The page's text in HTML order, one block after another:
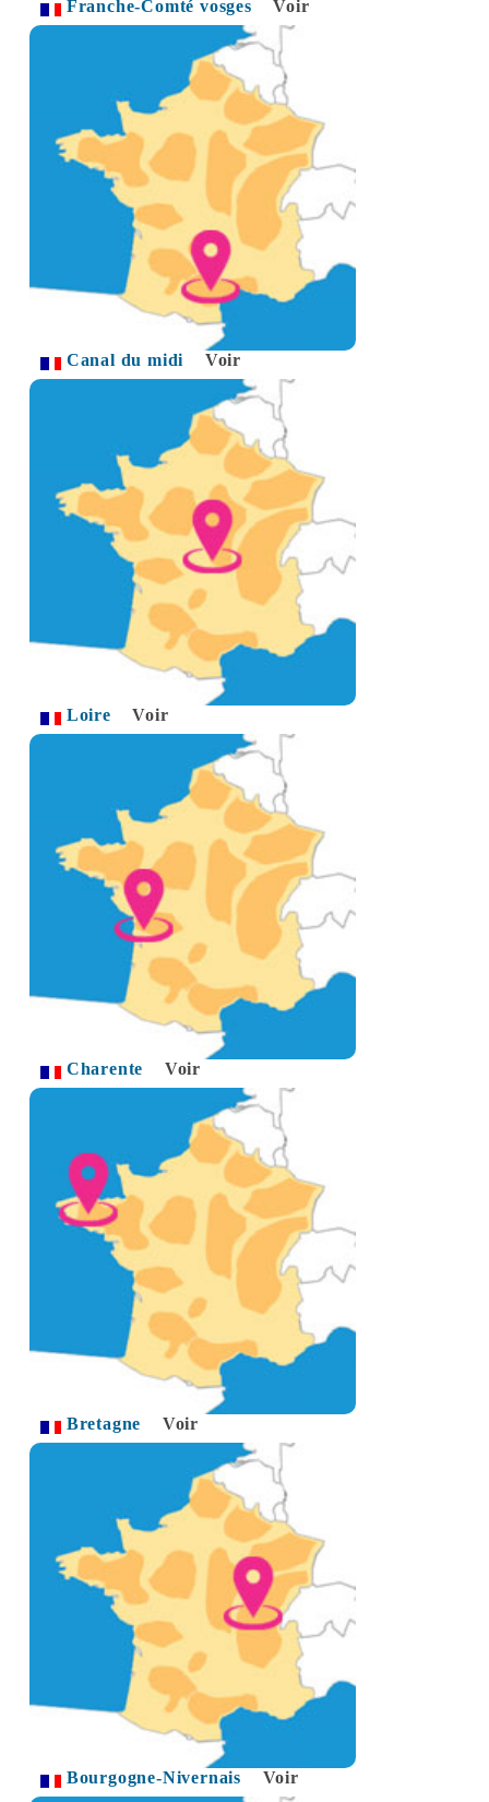
Franche-Comté vosges Voir
Canal du midi Voir
Loire Voir
Charente Voir
Bretagne Voir
Bourgogne-Nivernais Voir